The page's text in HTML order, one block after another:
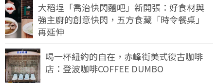
大稻埕「喬治快閃麵吧」新開張：好食材與
強主廚的創意快閃，五方食藏「時令餐桌」
再延伸
喝一杯紐約的自在，赤峰街美式復古咖啡
店：登波咖啡COFFEE DUMBO